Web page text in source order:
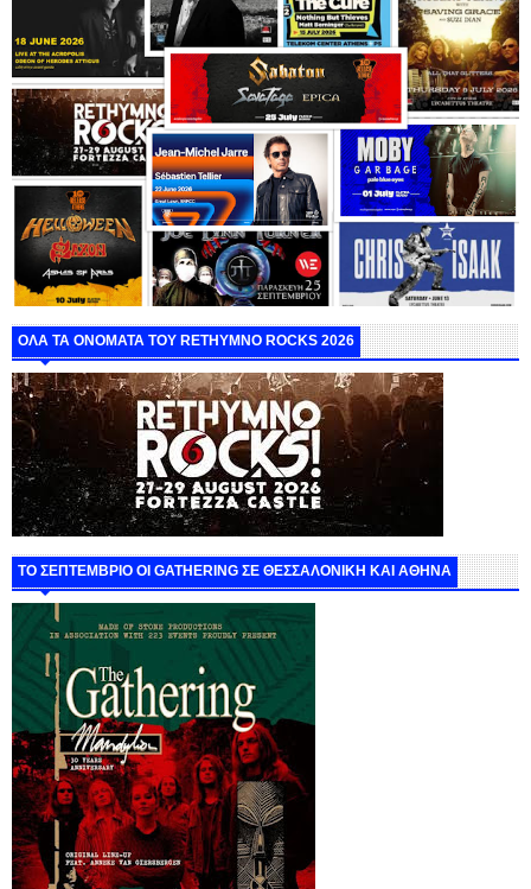
ΟΛΑ ΤΑ ΟΝΟΜΑΤΑ ΤΟΥ RETHYMNO ROCKS 2026
ΤΟ ΣΕΠΤΕΜΒΡΙΟ ΟΙ GATHERING ΣΕ ΘΕΣΣΑΛΟΝΙΚΗ ΚΑΙ ΑΘΗΝΑ